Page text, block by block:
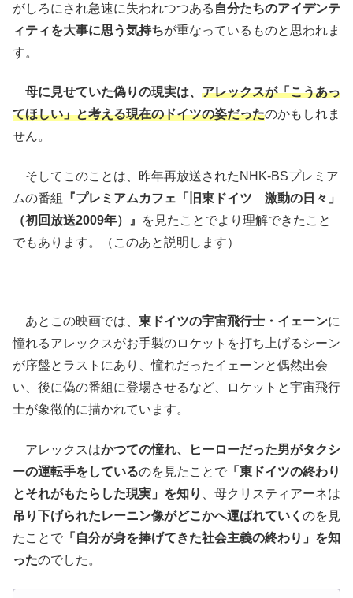
がしろにされ急速に失われつつある 自分たちのアイデンテ
ィティを大事に思う気持ちが重なっているものと思われま
す。
母に見せていた偽りの現実は、 アレックスが「こうあっ
てほしい」と考える現在のドイツの姿だったのかもしれま
せん。
そしてこのことは、昨年再放送されたNHK-BSプレミア
ムの番組
『プレミアムカフェ「旧東ドイツ 激動の日々」
（初回放送2009年）』
を見たことでより理解できたこと
でもあります。（このあと説明します）
あとこの映画では、 東ドイツの宇宙飛行士・イェーンに
憧れるアレックスがお手製のロケットを打ち上げるシーン
が序盤とラストにあり、憧れだったイェーンと偶然出会
い、後に偽の番組に登場させるなど、ロケットと宇宙飛行
士が象徴的に描かれています。
アレックスはかつての憧れ、ヒーローだった男がタクシ
ーの運転手をしているのを見たことで 「東ドイツの終わり
とそれがもたらした現実」を知り
、母クリスティアーネは
吊り下げられたレーニン像がどこかへ運ばれていく のを見
たことで 「自分が身を捧げてきた社会主義の終わり」を知
ったのでした。